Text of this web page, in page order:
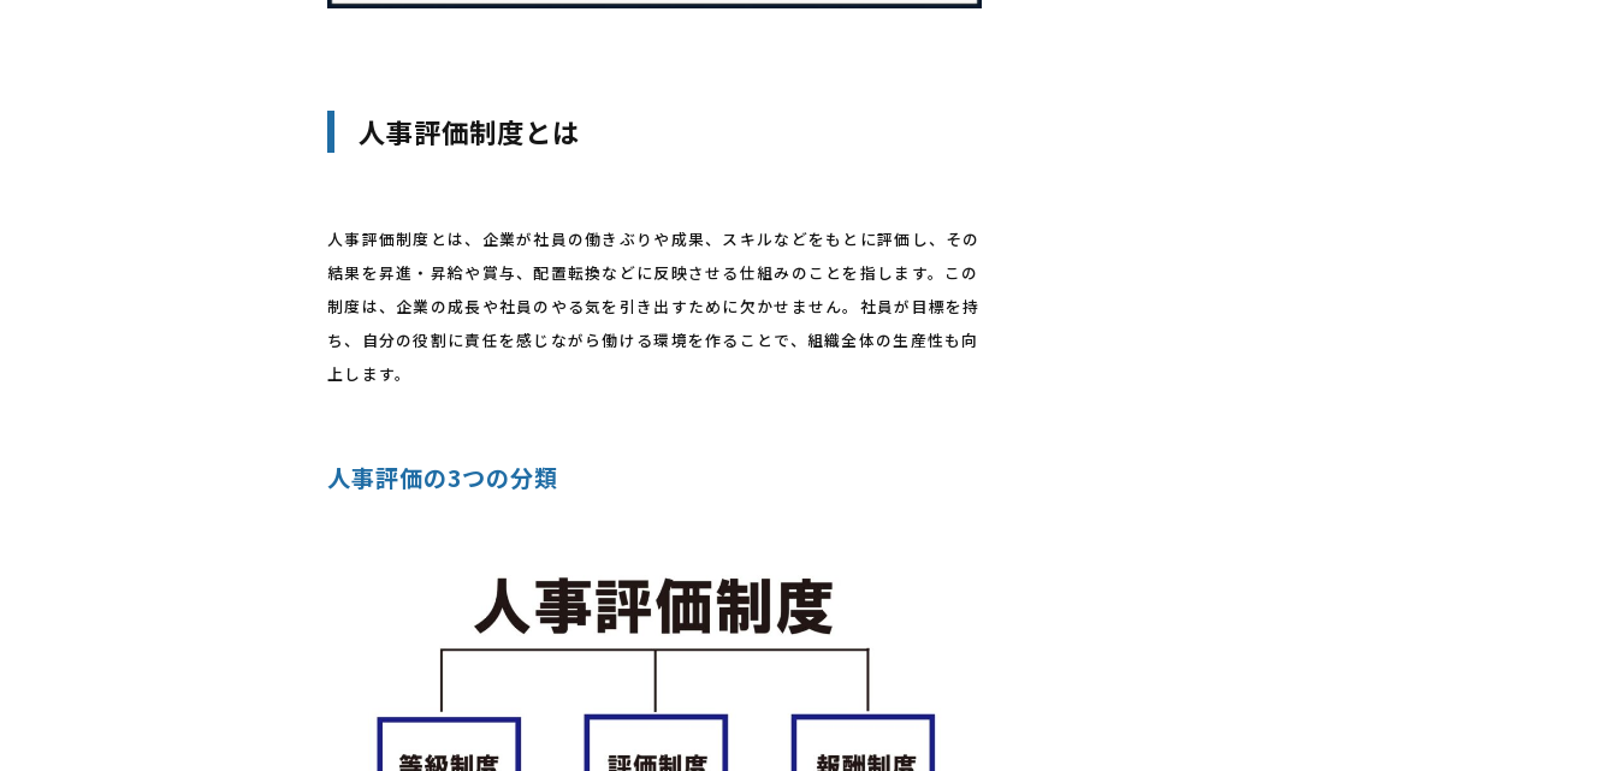
人事評価制度とは
人事評価制度とは、企業が社員の働きぶりや成果、スキルなどをもとに評価し、その
結果を昇進・昇給や賞与、配置転換などに反映させる仕組みのことを指します。この
制度は、企業の成長や社員のやる気を引き出すために欠かせません。社員が目標を持
ち、自分の役割に責任を感じながら働ける環境を作ることで、組織全体の生産性も向
上します。
人事評価の3つの分類